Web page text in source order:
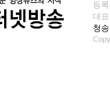
등
대표
청